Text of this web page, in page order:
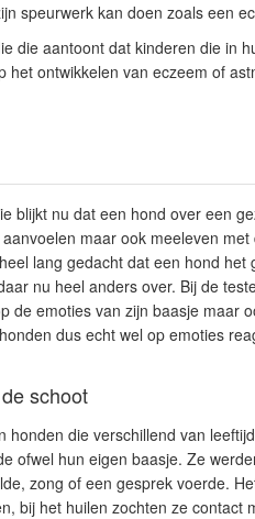
speurwerk kan doen zoals een
die aantoont dat kinderen die in
het ontwikkelen van eczeem of
blijkt nu dat een hond over een
maar ook meeleven
lang gedacht dat een hond
nu heel anders over. Bij de
de emoties van zijn baasje maar
dus echt wel op emoties
schoot
honden die verschillend van
ofwel hun eigen baasje. Ze
zong of een gesprek voerde.
bij het huilen zochten ze